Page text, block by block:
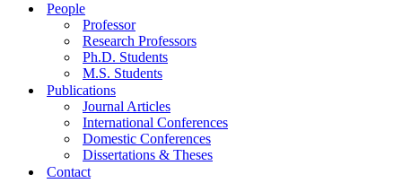
People
Professor
Research Professors
Ph.D. Students
M.S. Students
Publications
Journal Articles
International Conferences
Domestic Conferences
Dissertations & Theses
Contact